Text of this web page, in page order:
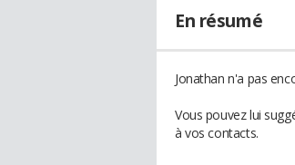
En résumé
Jonathan n'a pas
Vous pouvez lui
à vos contacts.